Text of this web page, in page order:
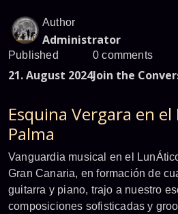
Author
Administrator
Published
21. August 2024
0 comments
Join the
Esquina Vergara en
Palma
Vanguardia musical en el
Gran Canaria, en formación de
guitarra y piano, trajo a nuestro
composiciones sofisticadas y